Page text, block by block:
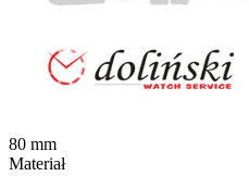
80 mm
Materiał